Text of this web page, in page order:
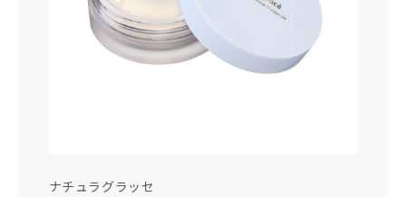
ナチュラグラッセ